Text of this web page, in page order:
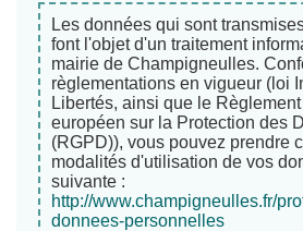
Les données qui sont
font l'objet d'un traitement
mairie de Champigneulles.
règlementations en vigueur (loi
Libertés, ainsi que le Règlement
européen sur la Protection des
(RGPD)), vous pouvez prendre
modalités d'utilisation de vos
suivante :
http://www.champigneulles.fr/
donnees-personnelles